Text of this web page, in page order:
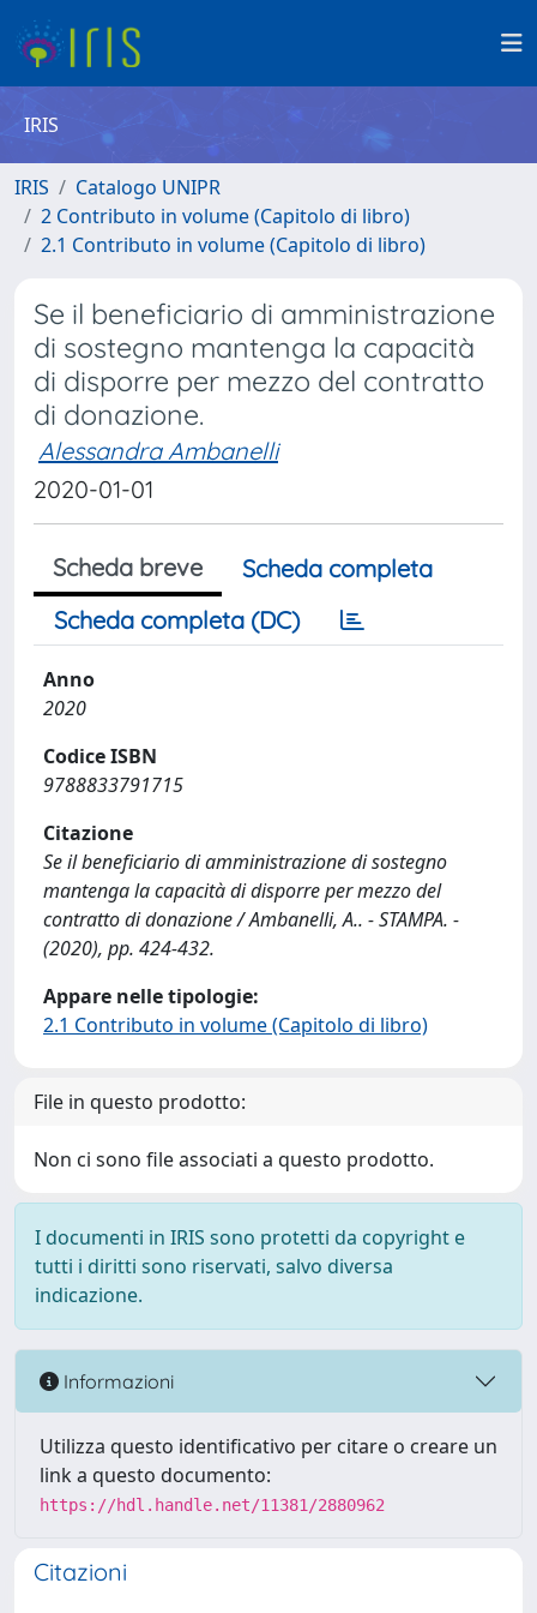
IRIS
IRIS
Catalogo UNIPR
2 Contributo in volume (Capitolo di libro)
2.1 Contributo in volume (Capitolo di libro)
Se il beneficiario di amministrazione
di sostegno mantenga la capacità
di disporre per mezzo del contratto
di donazione.
Alessandra Ambanelli
2020-01-01
Scheda breve
Scheda completa
Scheda completa (DC)
Anno
2020
Codice ISBN
9788833791715
Citazione
Se il beneficiario di amministrazione di sostegno
mantenga la capacità di disporre per mezzo del
contratto di donazione / Ambanelli, A.. - STAMPA. -
(2020), pp. 424-432.
Appare nelle tipologie:
2.1 Contributo in volume (Capitolo di libro)
File in questo prodotto:
Non ci sono file associati a questo prodotto.
I documenti in IRIS sono protetti da copyright e
tutti i diritti sono riservati, salvo diversa
indicazione.
Informazioni
Utilizza questo identificativo per citare o creare un
link a questo documento:
https://hdl.handle.net/11381/2880962
Citazioni